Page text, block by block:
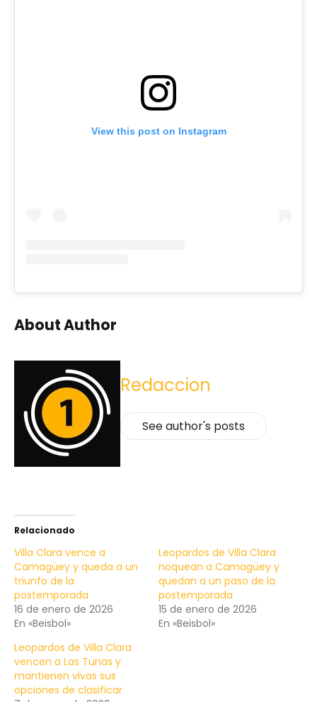
View this post on Instagram
About Author
Redaccion
See author's posts
Relacionado
Villa Clara vence a
Camagüey y queda a un
triunfo de la
postemporada
16 de enero de 2026
En «Beisbol»
Leopardos de Villa Clara
noquean a Camagüey y
quedan a un paso de la
postemporada
15 de enero de 2026
En «Beisbol»
Leopardos de Villa Clara
vencen a Las Tunas y
mantienen vivas sus
opciones de clasificar